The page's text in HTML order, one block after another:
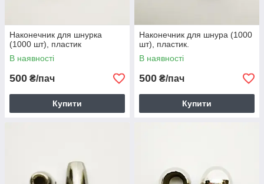
Наконечник для шнурка
(1000 шт), пластик
В наявності
500 ₴/пач
Купити
Наконечник для шнура (1000
шт), пластик.
В наявності
500 ₴/пач
Купити